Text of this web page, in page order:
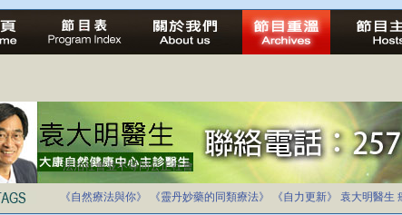
法治社會並不等同公正社會
自家教育合法化-推動多元化教育，全民學卷制
《自然療法與你》
《靈丹妙藥的同類療法》 《自力更新》 袁大明醫生